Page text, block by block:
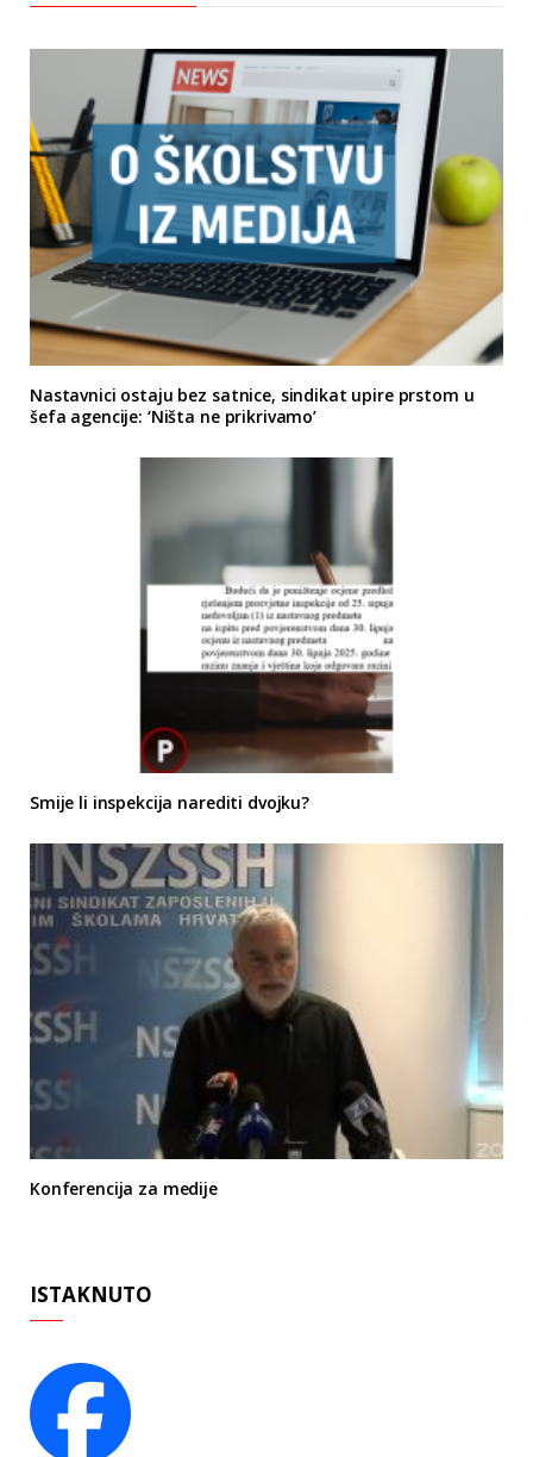
Nastavnici ostaju bez satnice, sindikat upire prstom u
šefa agencije: ‘Ništa ne prikrivamo’
Smije li inspekcija narediti dvojku?
Konferencija za medije
ISTAKNUTO